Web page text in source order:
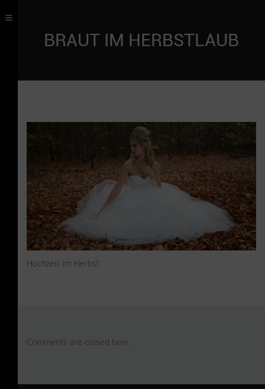
BRAUT IM HERBSTLAUB
Hochzeit im Herbst
Comments are closed here.